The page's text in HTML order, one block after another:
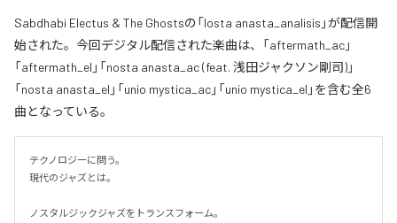
Sabdhabi Electus & The Ghostsの「losta anasta_analisis」が配信開
始された。今回デジタル配信された楽曲は、「aftermath_ac」
「aftermath_el」「nosta anasta_ac (feat. 浅田ジャクソン剛司)」
「nosta anasta_el」「unio mystica_ac」「unio mystica_el」を含む全6
曲となっている。
テクノロジーに問う。
現代のジャズとは。
ノスタルジックジャズをトランスフォーム。